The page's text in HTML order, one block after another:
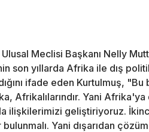
Meclisi Başkanı Nelly
son yıllarda Afrika ile dış
ifade eden Kurtulmuş, "Bu
Afrikalılarındır. Yani
ilişkilerimizi geliştiriyoruz.
Yani dışarıdan